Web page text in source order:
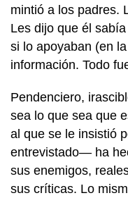
mintió a los padres.
Les dijo que él
si lo apoyaban (en
información. Todo
Pendenciero,
sea lo que sea que
al que se le insistió
entrevistado— ha
sus enemigos,
sus críticas. Lo